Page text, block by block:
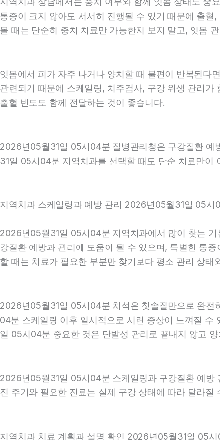
통증이 크지 않아도 서서히 진행될 수 있기 때문에 출
볼 때는 단순히 충치 치료만 가능한지 보지 말고, 잇몸
잇몸에서 피가 자주 나거나 양치할 때 불편이 반복된다
관련되기 때문에 스케일링, 치주검사, 구강 위생 관리
출혈 빈도도 함께 전달하는 것이 좋습니다.
2026년05월31일 05시04분 질병관리청은 구강질환 예
31일 05시04분 지역치과를 선택할 때도 단순 치료만
지역치과 스케일링과 예방 관리 2026년05월31일 05시
2026년05월31일 05시04분 지역치과에서 많이 찾는
강질환 예방과 관리에 도움이 될 수 있으며, 특별한 통
할 때는 치료가 필요한 부분만 찾기보다 평소 관리 상
2026년05월31일 05시04분 치석은 칫솔질만으로 완전
04분 스케일링 이후 일시적으로 시린 증상이 느껴질
일 05시04분 중요한 것은 단발성 관리로 끝내지 않고
2026년05월31일 05시04분 스케일링과 구강질환 예방
진 주기와 필요한 진료는 실제 구강 상태에 따라 달라
지역치과 치료 계획과 설명 확인 2026년05월31일 05